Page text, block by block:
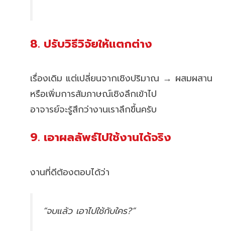
8. ปรับวิธีวิจัยให้แตกต่าง
เรื่องเดิม แต่เปลี่ยนจากเชิงปริมาณ → ผสมผสาน
หรือเพิ่มการสัมภาษณ์เชิงลึกเข้าไป
อาจารย์จะรู้สึกว่างานเราลึกขึ้นครับ
9. เอาผลลัพธ์ไปใช้งานได้จริง
งานที่ดีต้องตอบได้ว่า
“จบแล้ว เอาไปใช้กับใคร?”